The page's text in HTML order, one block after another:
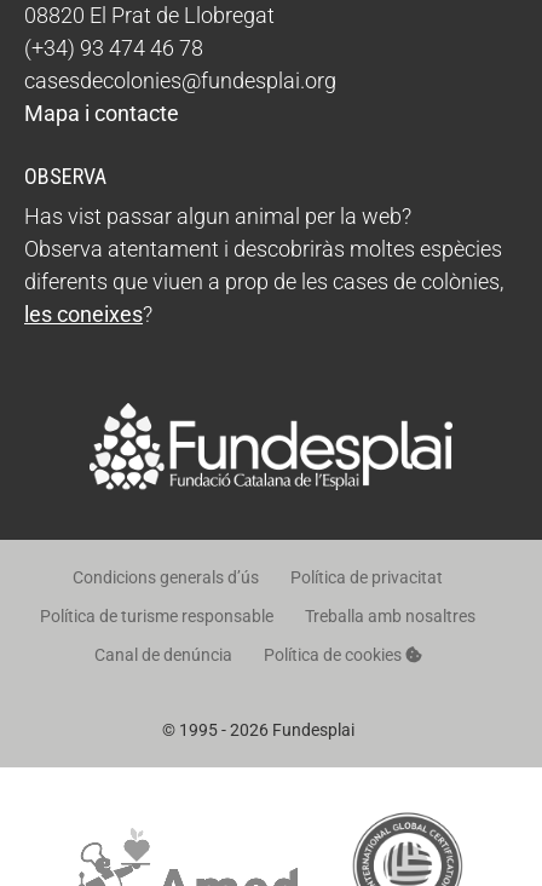
08820 El Prat de Llobregat
(+34) 93 474 46 78
casesdecolonies@fundesplai.org
Mapa i contacte
OBSERVA
Has vist passar algun animal per la web?
Observa atentament i descobriràs moltes espècies
diferents que viuen a prop de les cases de colònies,
les coneixes?
© 1995 - 2026 Fundesplai
Condicions generals d’ús
Política de privacitat
Política de turisme responsable
Treballa amb nosaltres
Canal de denúncia
Política de cookies